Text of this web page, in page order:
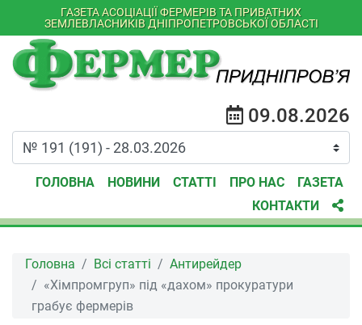
ГАЗЕТА АСОЦІАЦІЇ ФЕРМЕРІВ ТА ПРИВАТНИХ
ЗЕМЛЕВЛАСНИКІВ ДНІПРОПЕТРОВСЬКОЇ ОБЛАСТІ
09.08.2026
ГОЛОВНА НОВИНИ СТАТТІ ПРО НАС
ГАЗЕТА
КОНТАКТИ
Головна Всі статті
Антирейдер
«Хімпромгруп» під «дахом» прокуратури
грабує фермерів